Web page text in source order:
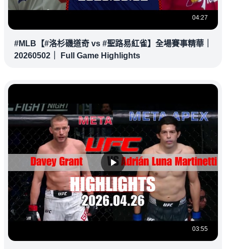
04:27
#MLB【#洛杉磯道奇 vs #聖路易紅雀】全場賽事精華｜
20260502｜ Full Game Highlights
03:55